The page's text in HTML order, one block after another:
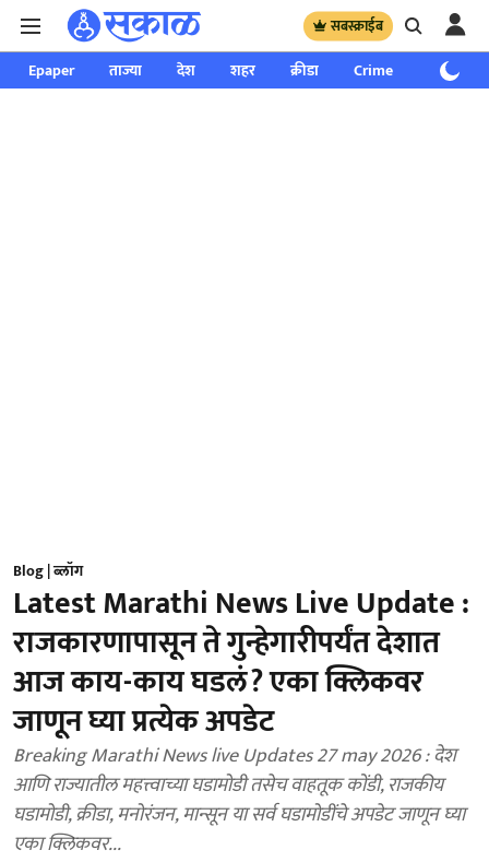
सबस्क्राईब
Epaper ताज्या देश शहर क्रीडा Crime साप्ताहिक
Blog | ब्लॉग
Latest Marathi News Live Update :
राजकारणापासून ते गुन्हेगारीपर्यंत देशात
आज काय-काय घडलं? एका क्लिकवर
जाणून घ्या प्रत्येक अपडेट
Breaking Marathi News live Updates 27 may 2026 : देश
आणि राज्यातील महत्त्वाच्या घडामोडी तसेच वाहतूक कोंडी, राजकीय
घडामोडी, क्रीडा, मनोरंजन, मान्सून या सर्व घडामोडींचे अपडेट जाणून घ्या
एका क्लिकवर...